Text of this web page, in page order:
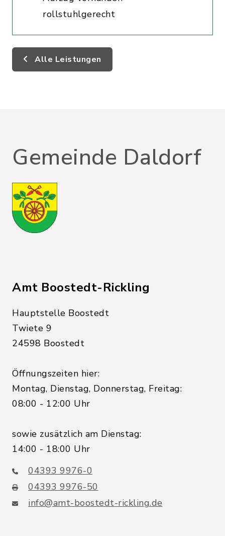
rollstuhlgerecht
Alle Leistungen
Gemeinde Daldorf
Amt Boostedt-Rickling
Hauptstelle Boostedt
Twiete 9
24598 Boostedt
Öffnungszeiten hier:
Montag, Dienstag, Donnerstag, Freitag:
08:00 - 12:00 Uhr
sowie zusätzlich am Dienstag:
14:00 - 18:00 Uhr
04393 9976-0
04393 9976-50
info@amt-boostedt-rickling.de